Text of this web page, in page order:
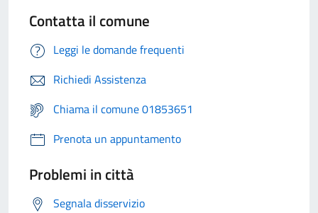
Contatta il comune
Leggi le domande frequenti
Richiedi Assistenza
Chiama il comune 01853651
Prenota un appuntamento
Problemi in città
Segnala disservizio